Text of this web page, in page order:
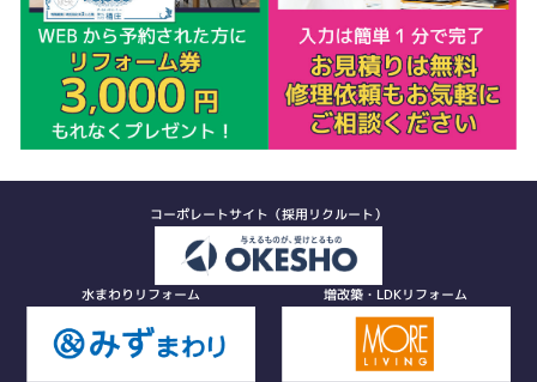
コーポレートサイト（採用リクルート）
水まわりリフォーム 増改築・LDKリフォーム